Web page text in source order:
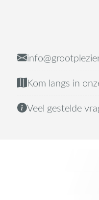
Kom langs in
Veel gestelde